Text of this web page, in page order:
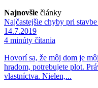
Najnovšie články
Najčastejšie chyby pri
14.7.2019
4 minúty čítania
Hovorí sa, že môj dom je
hradom, potrebujete plot.
vlastníctva. Nielen,...